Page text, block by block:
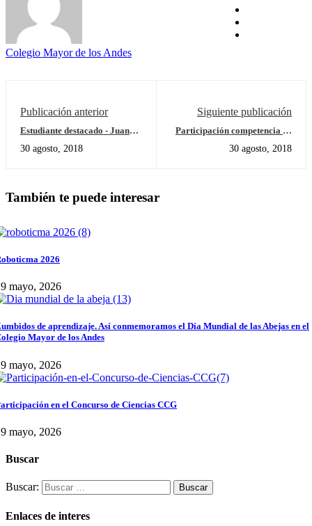
Colegio Mayor de los Andes
Publicación anterior
Estudiante destacado - Juan
30 agosto, 2018
Siguiente publicación
Participación competencia de
6c
30 agosto, 2018
También te puede interesar
2026
mayo, 2026
de aprendizaje. Así conmemoramos el Día Mundial de las Abejas en el
Mayor de los Andes
mayo, 2026
en el Concurso de Ciencias CCG
mayo, 2026
Buscar
Buscar:
Enlaces de interes